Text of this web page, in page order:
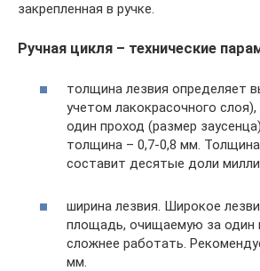
закрепленная в ручке.
Ручная цикля – технические
толщина лезвия определяет
учетом лакокрасочного
один проход (размер
толщина – 0,7-0,8 мм.
составит десятые доли
ширина лезвия. Широкое
площадь, очищаемую за один
сложнее работать.
мм.